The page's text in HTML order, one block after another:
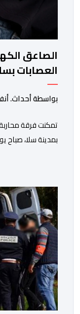
الصاعق
العصابات
وخطر
بواسطة أحداث.
تمكنت فرقة
جاربة. وكان
بحي الرحمة، قبل
لملاحقته